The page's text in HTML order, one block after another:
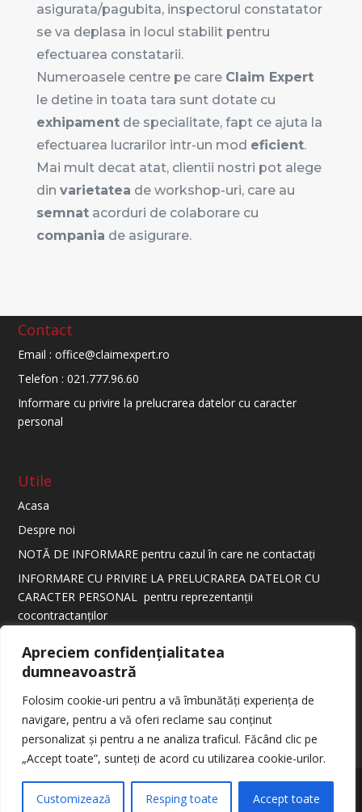
Apreciem confidențialitatea
dumneavoastră
Folosim cookie-uri pentru a vă îmbunătăți experiența de
navigare, pentru a vă oferi reclame sau conținut
personalizat și pentru a ne analiza traficul. Făcând clic pe
„Accept toate”, sunteți de acord cu utilizarea cookie-urilor.
Customizează Resping toate Accept toate
asigurata/pagubita, inspectorul constatator
se va deplasa in locul stabilit pentru
efectuarea constatarii.
Numeroasele centre pe care Claim Expert
le detine in toata tara sunt dotate cu
exhipamentde specialitate, fapt ce ajuta la
efectuarea lucrarilor intr-un mod eficient.
Mai mult decat atat, clientii nostri pot alege
din varietatea de workshop-uri, care au
semnatacorduri de colaborare cu
compania de asigurare.
Contact
Email :office@claimexpert.ro
Telefon :021.777.96.60
Informare cu privire la prelucrarea datelor cu caracter
personal
Utile
Acasa
Despre noi
NOTĂ DE INFORMARE pentru cazul în care ne contactați
INFORMARE CU PRIVIRE LA PRELUCRAREA DATELOR CU
CARACTER PERSONAL pentru reprezentanții
cocontractanților
Designed by The Webers | Politica de confidentialitate